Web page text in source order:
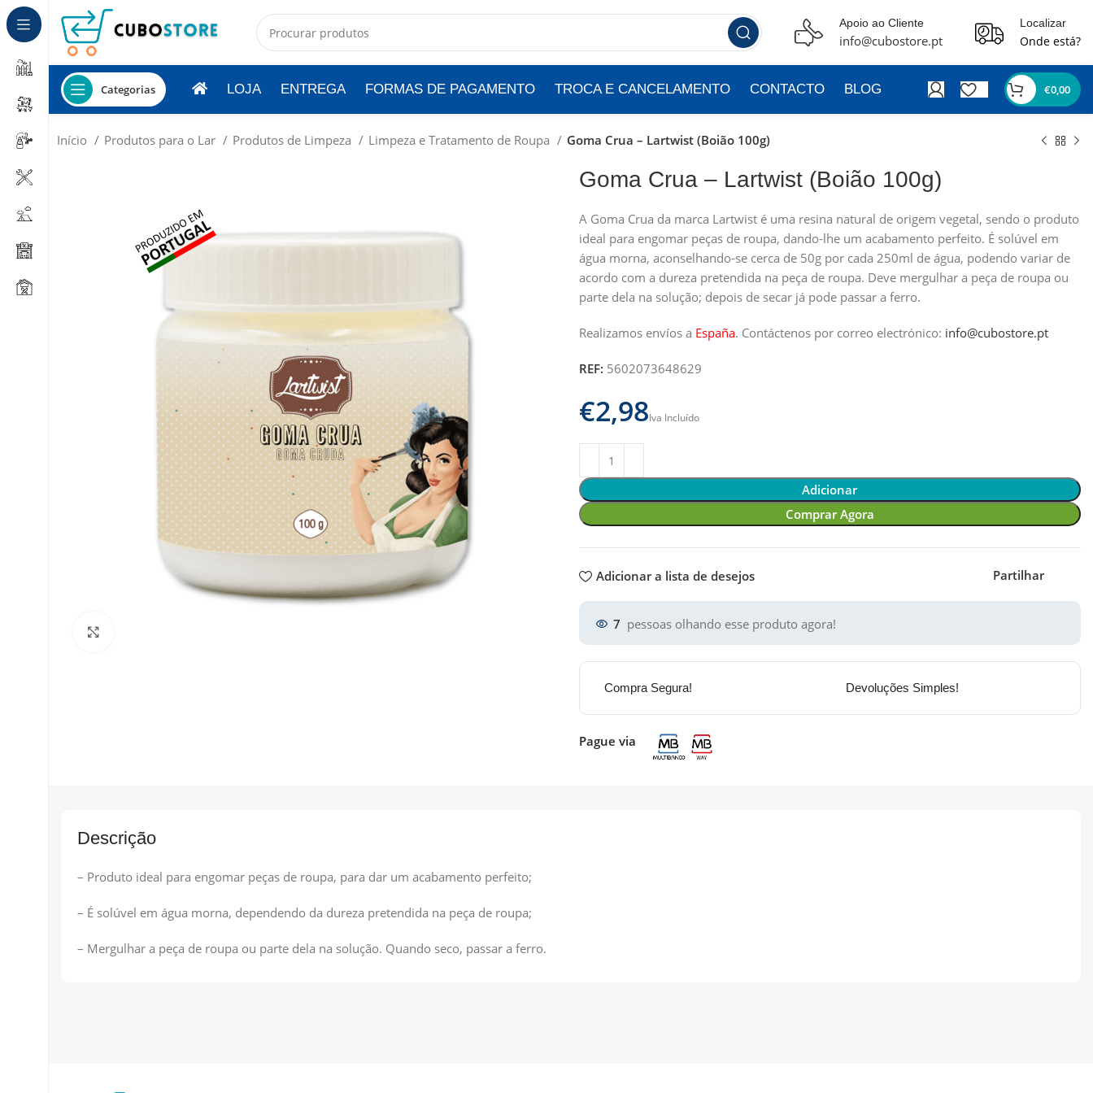
Apoio ao Cliente
info@cubostore.pt
Localizar
Onde está?
Categorias LOJA ENTREGA FORMAS DE PAGAMENTO TROCA E CANCELAMENTO CONTACTO BLOG €0,00
Início Produtos para o Lar Produtos de Limpeza Limpeza e Tratamento de Roupa Goma Crua – Lartwist (Boião 100g)
Goma Crua – Lartwist (Boião 100g)
A Goma Crua da marca Lartwist é uma resina natural de origem vegetal, sendo o produto
ideal para engomar peças de roupa, dando-lhe um acabamento perfeito. É solúvel em
água morna, aconselhando-se cerca de 50g por cada 250ml de água, podendo variar de
acordo com a dureza pretendida na peça de roupa. Deve mergulhar a peça de roupa ou
parte dela na solução; depois de secar já pode passar a ferro.
Realizamos envíos a España. Contáctenos por correo electrónico: info@cubostore.pt
REF: 5602073648629
€
Adicionar
Comprar Agora
Adicionar a lista de desejos Partilhar
7 pessoas olhando esse produto agora!
Compra Segura! Devoluções Simples!
Pague via
Descrição
– Produto ideal para engomar peças de roupa, para dar um acabamento perfeito;
– É solúvel em água morna, dependendo da dureza pretendida na peça de roupa;
– Mergulhar a peça de roupa ou parte dela na solução. Quando seco, passar a ferro.